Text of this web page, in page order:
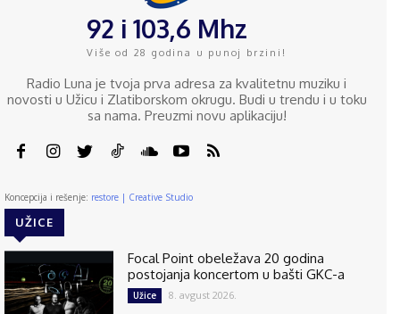
92 i 103,6 Mhz
Više od 28 godina u punoj brzini!
Radio Luna je tvoja prva adresa za kvalitetnu muziku i
novosti u Užicu i Zlatiborskom okrugu. Budi u trendu i u toku
sa nama. Preuzmi novu aplikaciju!
Koncepcija i rešenje: restore | Creative Studio
UŽICE
Focal Point obeležava 20 godina
postojanja koncertom u bašti GKC-a
Užice 8. avgust 2026.